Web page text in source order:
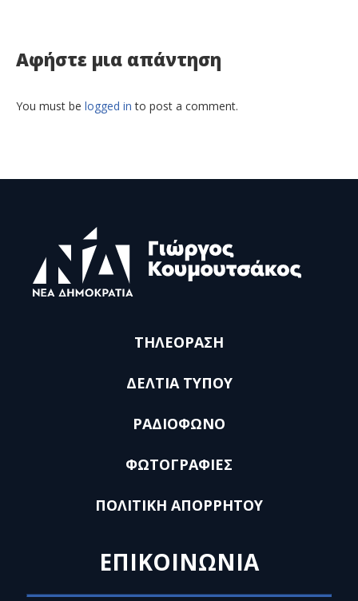
Αφήστε μια απάντηση
You must be logged in to post a comment.
ΤΗΛΕΟΡΑΣΗ
ΔΕΛΤΙΑ ΤΥΠΟΥ
ΡΑΔΙΟΦΩΝΟ
ΦΩΤΟΓΡΑΦΙΕΣ
ΠΟΛΙΤΙΚΗ ΑΠΟΡΡΗΤΟΥ
ΕΠΙΚΟΙΝΩΝΙΑ